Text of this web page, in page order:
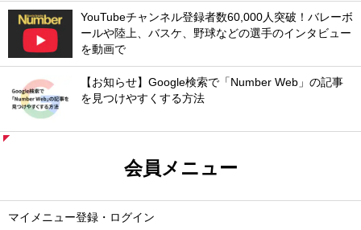
YouTubeチャンネル登録者数60,000人突破！バレーボ
ールや陸上、バスケ、野球などの選手のインタビュー
を動画で
【お知らせ】Google検索で「Number Web」の記事
を見つけやすくする方法
会員メニュー
マイメニュー登録・ログイン